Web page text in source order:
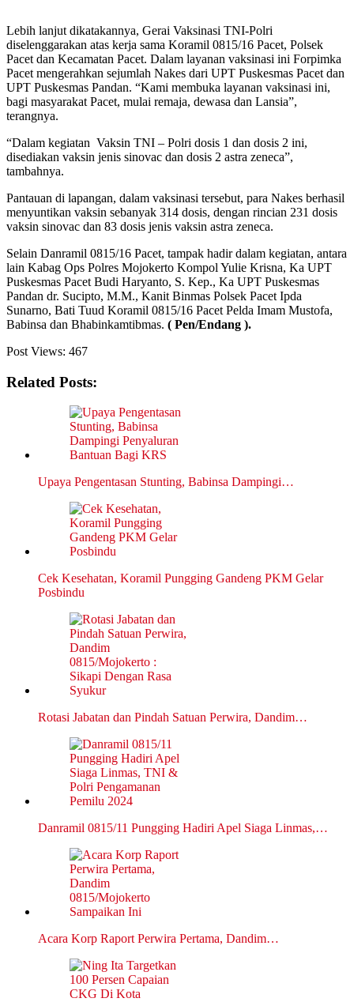
Lebih lanjut dikatakannya, Gerai Vaksinasi TNI-Polri
diselenggarakan atas kerja sama Koramil 0815/16 Pacet, Polsek
Pacet dan Kecamatan Pacet. Dalam layanan vaksinasi ini Forpimka
Pacet mengerahkan sejumlah Nakes dari UPT Puskesmas Pacet dan
UPT Puskesmas Pandan. “Kami membuka layanan vaksinasi ini,
bagi masyarakat Pacet, mulai remaja, dewasa dan Lansia”,
terangnya.
“Dalam kegiatan Vaksin TNI – Polri dosis 1 dan dosis 2 ini,
disediakan vaksin jenis sinovac dan dosis 2 astra zeneca”,
tambahnya.
Pantauan di lapangan, dalam vaksinasi tersebut, para Nakes berhasil
menyuntikan vaksin sebanyak 314 dosis, dengan rincian 231 dosis
vaksin sinovac dan 83 dosis jenis vaksin astra zeneca.
Selain Danramil 0815/16 Pacet, tampak hadir dalam kegiatan, antara
lain Kabag Ops Polres Mojokerto Kompol Yulie Krisna, Ka UPT
Puskesmas Pacet Budi Haryanto, S. Kep., Ka UPT Puskesmas
Pandan dr. Sucipto, M.M., Kanit Binmas Polsek Pacet Ipda
Sunarno, Bati Tuud Koramil 0815/16 Pacet Pelda Imam Mustofa,
Babinsa dan Bhabinkamtibmas. ( Pen/Endang ).
Post Views: 467
Related Posts:
Upaya Pengentasan Stunting, Babinsa Dampingi…
Cek Kesehatan, Koramil Pungging Gandeng PKM Gelar
Posbindu
Rotasi Jabatan dan Pindah Satuan Perwira, Dandim…
Danramil 0815/11 Pungging Hadiri Apel Siaga Linmas,…
Acara Korp Raport Perwira Pertama, Dandim…